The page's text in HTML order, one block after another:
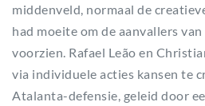
middenveld, normaal de
had moeite om de aanvallers
voorzien. Rafael Leão en
via individuele acties kansen te
Atalanta-defensie, geleid door